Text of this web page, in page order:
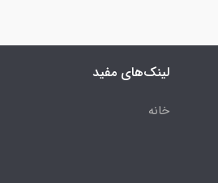
لینک‌های مفید
خانه